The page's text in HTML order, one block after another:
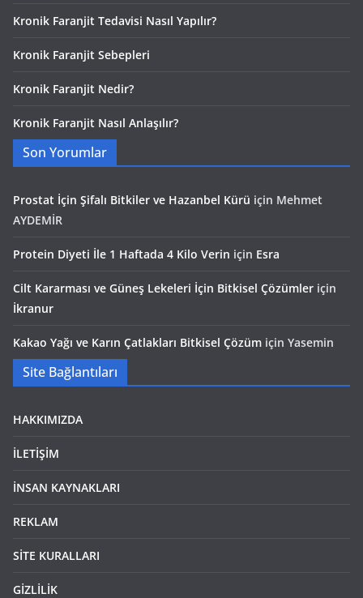
Kronik Faranjit Tedavisi Nasıl Yapılır?
Kronik Faranjit Sebepleri
Kronik Faranjit Nedir?
Kronik Faranjit Nasıl Anlaşılır?
Son Yorumlar
Prostat İçin Şifalı Bitkiler ve Hazanbel Kürü için Mehmet
AYDEMİR
Protein Diyeti İle 1 Haftada 4 Kilo Verin için Esra
Cilt Kararması ve Güneş Lekeleri İçin Bitkisel Çözümler için
İkranur
Kakao Yağı ve Karın Çatlakları Bitkisel Çözüm için Yasemin
Site Bağlantıları
HAKKIMIZDA
İLETİŞİM
İNSAN KAYNAKLARI
REKLAM
SİTE KURALLARI
GİZLİLİK